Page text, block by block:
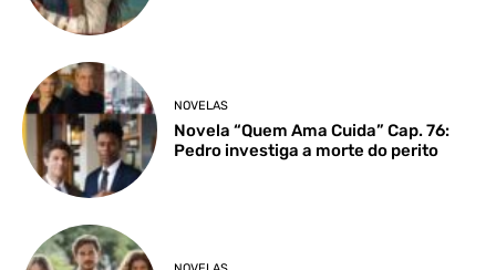
NOVELAS
Novela “Quem Ama Cuida” Cap. 76:
Pedro investiga a morte do perito